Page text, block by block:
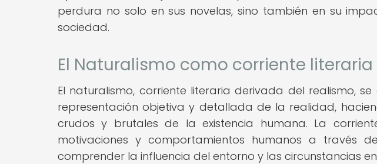
perdura no solo en sus novelas, sino también en su
sociedad.
El Naturalismo como corriente literaria
El naturalismo, corriente literaria derivada del realismo,
representación objetiva y detallada de la realidad,
crudos y brutales de la existencia humana. La
motivaciones y comportamientos humanos a través
comprender la influencia del entorno y las circunstancias